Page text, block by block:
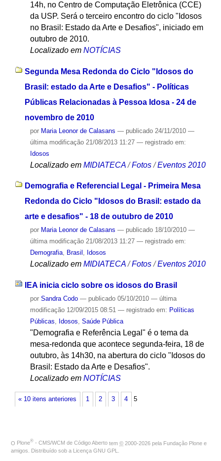
14h, no Centro de Computação Eletrônica (CCE)
da USP. Será o terceiro encontro do ciclo "Idosos
no Brasil: Estado da Arte e Desafios", iniciado em
outubro de 2010.
Localizado em NOTÍCIAS
Segunda Mesa Redonda do Ciclo "Idosos do
Brasil: estado da Arte e Desafios" - Políticas
Públicas Relacionadas à Pessoa Idosa - 24 de
novembro de 2010
por Maria Leonor de Calasans — publicado24/11/2010 —
última modificação21/08/2013 11:27 — registrado em:
Idosos
Localizado em MIDIATECA /Fotos /Eventos 2010
Demografia e Referencial Legal - Primeira Mesa
Redonda do Ciclo "Idosos do Brasil: estado da
arte e desafios" - 18 de outubro de 2010
por Maria Leonor de Calasans — publicado18/10/2010 —
última modificação21/08/2013 11:27 — registrado em:
Demografia, Brasil , Idosos
Localizado em MIDIATECA /Fotos /Eventos 2010
IEA inicia ciclo sobre os idosos do Brasil
por Sandra Codo — publicado05/10/2010 — última
modificação12/09/2015 08:51 — registrado em: Políticas
Públicas, Idosos, Saúde Pública
"Demografia e Referência Legal" é o tema da
mesa-redonda que acontece segunda-feira, 18 de
outubro, às 14h30, na abertura do ciclo "Idosos do
Brasil: Estado da Arte e Desafios".
Localizado em NOTÍCIAS
« 10 itens anteriores 1 2 3 4 5
O Plone® - CMS/WCM de Código Aberto tem © 2000-2026 pela Fundação Plone e
amigos. Distribuído sob a
Licença GNU GPL